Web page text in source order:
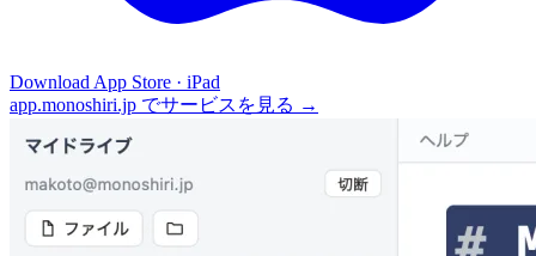
Download App Store · iPad
app.monoshiri.jp でサービスを見る →